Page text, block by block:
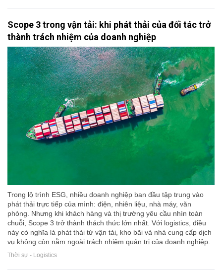
Scope 3 trong vận tải: khi phát thải của đối tác trở
thành trách nhiệm của doanh nghiệp
Trong lộ trình ESG, nhiều doanh nghiệp ban đầu tập trung vào
phát thải trực tiếp của mình: điện, nhiên liệu, nhà máy, văn
phòng. Nhưng khi khách hàng và thị trường yêu cầu nhìn toàn
chuỗi, Scope 3 trở thành thách thức lớn nhất. Với logistics, điều
này có nghĩa là phát thải từ vận tải, kho bãi và nhà cung cấp dịch
vụ không còn nằm ngoài trách nhiệm quản trị của doanh nghiệp.
Thời sự - Logistics